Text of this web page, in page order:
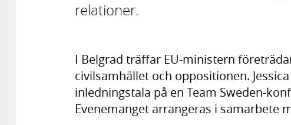
relationer.
I Belgrad träffar EU-ministern
civilsamhället och oppositionen.
inledningstala på en Team Sweden-
Evenemanget arrangeras i samarbete